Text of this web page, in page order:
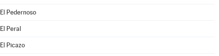
El Pedernoso
El Peral
El Picazo